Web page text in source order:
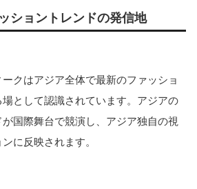
ショントレンドの発信地
クはアジア全体で最新のファッショ
として認識されています。アジアの
国際舞台で競演し、アジア独自の視
に反映されます。